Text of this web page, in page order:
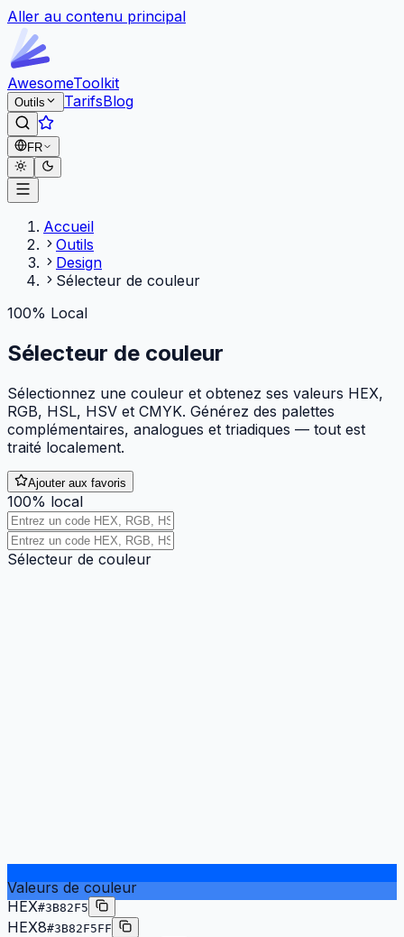
Aller au contenu principal
AwesomeToolkit
Outils TarifsBlog
FR
Accueil
Outils
Design
Sélecteur de couleur
100% Local
Sélecteur de couleur
Sélectionnez une couleur et obtenez ses valeurs HEX,
RGB, HSL, HSV et CMYK. Générez des palettes
complémentaires, analogues et triadiques — tout est
traité localement.
Ajouter aux favoris
100% local
Sélecteur de couleur
Valeurs de couleur
HEX#3B82F5
HEX8#3B82F5FF